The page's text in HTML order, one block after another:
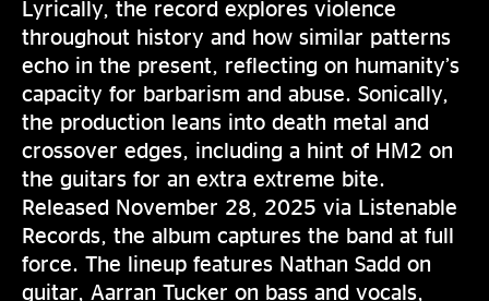
Lyrically, the record explores violence
throughout history and how similar patterns
echo in the present, reflecting on humanity’s
capacity for barbarism and abuse. Sonically,
the production leans into death metal and
crossover edges, including a hint of HM2 on
the guitars for an extra extreme bite.
Released November 28, 2025 via Listenable
Records, the album captures the band at full
force. The lineup features Nathan Sadd on
guitar, Aarran Tucker on bass and vocals,